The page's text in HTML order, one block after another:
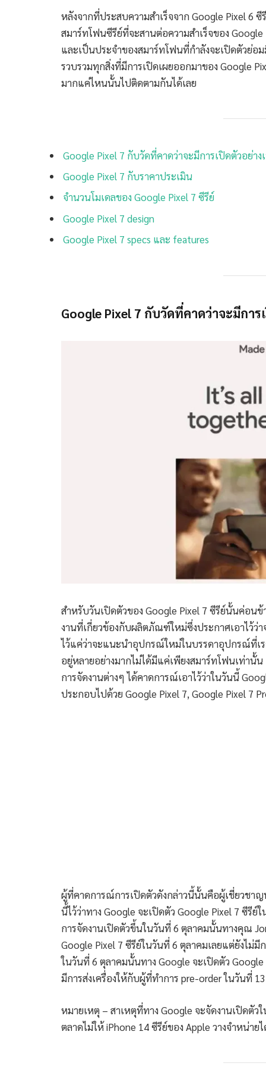
หลังจากที่ประสบความสำเร็จจาก Google Pixel 6
สมาร์ทโฟนซีรีย์ที่จะสานต่อความสำเร็จของ
และเป็นประจำของสมาร์ทโฟนที่กำลังจะเปิดตัวย่อ
รวบรวมทุกสิ่งที่มีการเปิดเผยออกมาของ Google
มากแค่ไหนนั้นไปติดตามกันได้เลย
Google Pixel 7 กับวัดที่คาดว่าจะมีการเปิดตัวอย่าง
Google Pixel 7 กับราคาประเมิน
จำนวนโมเดลของ Google Pixel 7 ซีรีย์
Google Pixel 7 design
Google Pixel 7 specs และ features
Google Pixel 7 กับวัดที่คาดว่าจะมีกา
สำหรับวันเปิดตัวของ Google Pixel 7 ซีรีย์นั้นค่อน
งานที่เกี่ยวข้องกับผลิตภัณฑ์ใหม่ซึ่งประกาศเอาไว้ว่
ไว้แค่ว่าจะแนะนำอุปกรณ์ใหม่ในบรรดาอุปกรณ์ที่เ
อยู่หลายอย่างมากไม่ได้มีแค่เพียงสมาร์ทโฟนเท่า
การจัดงานต่างๆ ได้คาดการณ์เอาไว้ว่าในวันนี้
ประกอบไปด้วย Google Pixel 7, Google Pixel 7
ผู้ที่คาดการณ์การเปิดตัวดังกล่าวนี้นั้นคือผู้เชี่ยวชา
นี้ไว้ว่าทาง Google จะเปิดตัว Google Pixel 7 ซีรี
การจัดงานเปิดตัวขึ้นในวันที่ 6 ตุลาคมนั้นทางคุณ
Google Pixel 7 ซีรีย์ในวันที่ 6 ตุลาคมเลยแต่ยังไม่
ในวันที่ 6 ตุลาคมนั้นทาง Google จะเปิดตัว
มีการส่งเครื่องให้กับผู้ที่ทำการ pre-order ในวันที่
หมายเหตุ – สาเหตุที่ทาง Google จะจัดงานเปิดตั
ตลาดไม่ให้ iPhone 14 ซีรีย์ของ Apple วางจำหน่